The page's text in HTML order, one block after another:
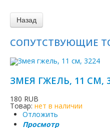
СОПУТСТВУЮЩИЕ
ЗМЕЯ ГЖЕЛЬ, 11 СМ,
180 RUB
Товар: нет в наличии
Отложить
Просмотр